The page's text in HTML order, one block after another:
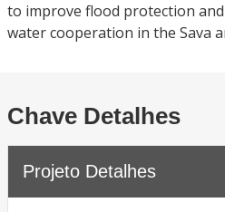
to improve flood protection
water cooperation in the Sava
Chave Detalhes
Projeto Detalhes